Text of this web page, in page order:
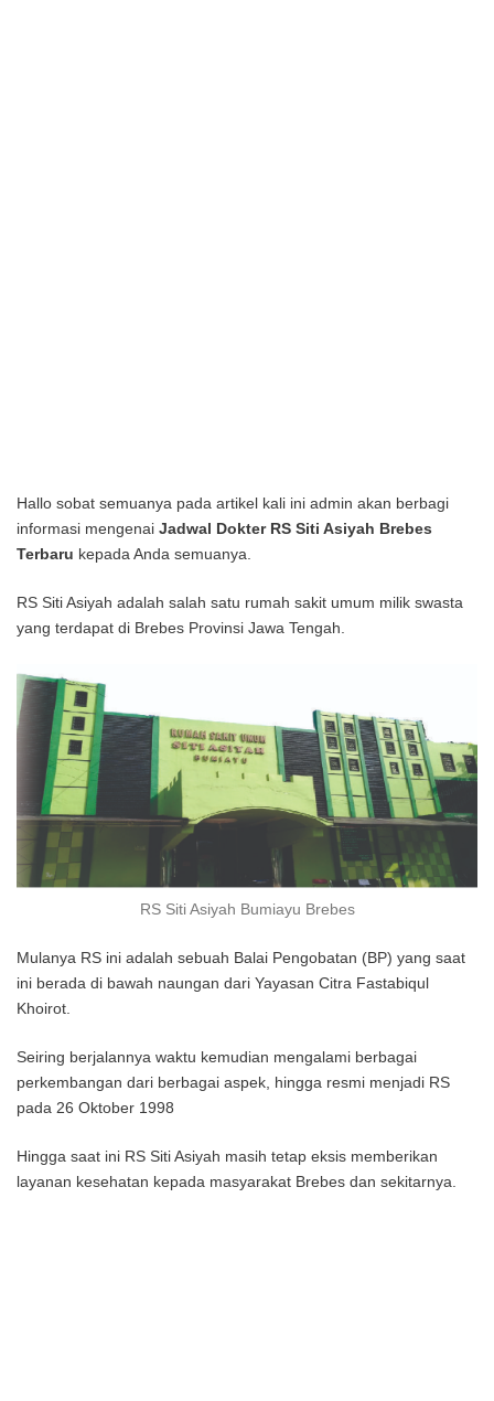
Hallo sobat semuanya pada artikel kali ini admin akan berbagi
informasi mengenai Jadwal Dokter RS Siti Asiyah Brebes
Terbaru kepada Anda semuanya.
RS Siti Asiyah adalah salah satu rumah sakit umum milik swasta
yang terdapat di Brebes Provinsi Jawa Tengah.
RS Siti Asiyah Bumiayu Brebes
Mulanya RS ini adalah sebuah Balai Pengobatan (BP) yang saat
ini berada di bawah naungan dari Yayasan Citra Fastabiqul
Khoirot.
Seiring berjalannya waktu kemudian mengalami berbagai
perkembangan dari berbagai aspek, hingga resmi menjadi RS
pada 26 Oktober 1998
Hingga saat ini RS Siti Asiyah masih tetap eksis memberikan
layanan kesehatan kepada masyarakat Brebes dan sekitarnya.